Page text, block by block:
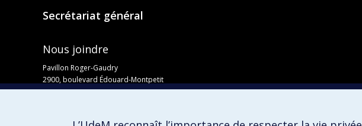
Secrétariat général
Nous joindre
Pavillon Roger-Gaudry
2900, boulevard Édouard-Montpetit
Bureau Y-100-1